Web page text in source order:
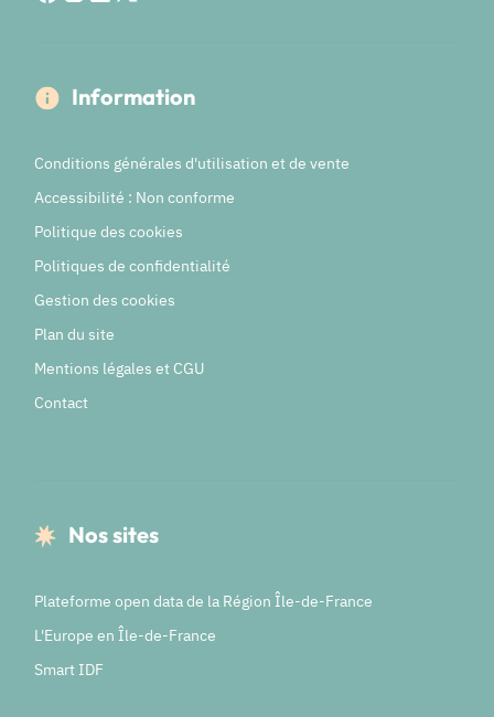
Information
Conditions générales d'utilisation et de vente
Accessibilité : Non conforme
Politique des cookies
Politiques de confidentialité
Gestion des cookies
Plan du site
Mentions légales et CGU
Contact
Nos sites
Plateforme open data de la Région Île-de-France
L'Europe en Île-de-France
Smart IDF